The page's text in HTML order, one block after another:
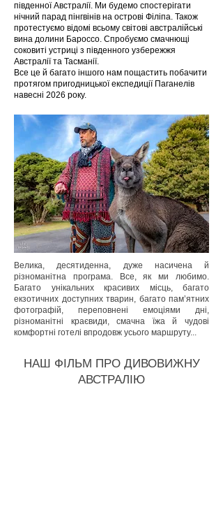
південної Австралії. Ми будемо спостерігати
нічний парад пінгвінів на острові Філіпа. Також
протестуємо відомі всьому світові австралійські
вина долини Бароссо. Спробуємо смачнющі
соковиті устриці з південного узбережжя
Австралії та Тасманії.
Все це й багато іншого нам пощастить побачити
протягом пригодницької експедиції Паганелів
навесні 2026 року.
Велика, десятиденна, дуже насичена й
різноманітна програма. Все, як ми любимо.
Багато унікальних красивих місць, багато
екзотичних доступних тварин, багато пам’ятних
фотографій, переповнені емоціями дні,
різноманітні краєвиди, смачна їжа й чудові
комфортні готелі впродовж усього маршруту...
НАШ ФІЛЬМ ПРО ДИВОВИЖНУ
АВСТРАЛІЮ